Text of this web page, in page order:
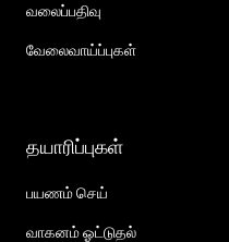
வலைப்பதிவு
வேலைவாய்ப்புகள்
தயாரிப்புகள்
பயணம் செய்
வாகனம் ஓட்டுதல்